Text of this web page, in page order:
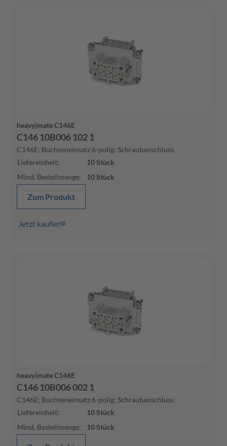
heavy|mate C146E
C146 10B006 102 1
C146E; Buchseneinsatz 6-polig; Schraubanschluss
Liefereinheit: 10Stück
Mind. Bestellmenge: 10Stück
Zum Produkt
Jetzt kaufen
heavy|mate C146E
C146 10B006 002 1
C146E; Buchseneinsatz 6-polig; Schraubanschluss
Liefereinheit: 10Stück
Mind. Bestellmenge: 10Stück